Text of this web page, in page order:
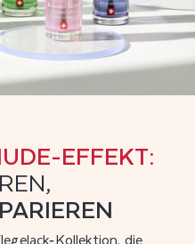
EFFEKT:
die